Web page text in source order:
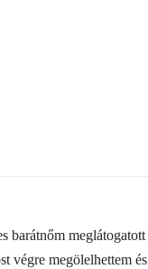
barátnőm
végre megölelhettem